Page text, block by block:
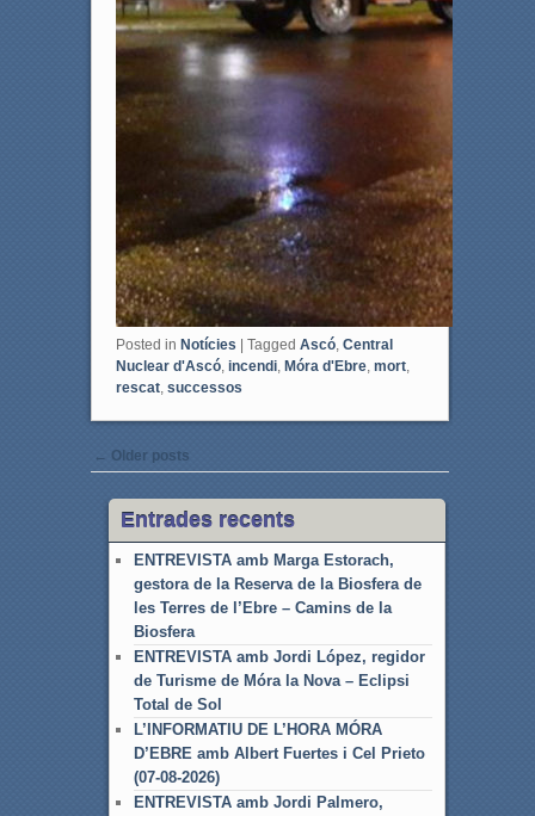
Posted in Notícies | Tagged Ascó, Central
Nuclear d'Ascó, incendi, Móra d'Ebre, mort,
rescat, successos
Post navigation
← Older posts
Entrades recents
ENTREVISTA amb Marga Estorach,
gestora de la Reserva de la Biosfera de
les Terres de l’Ebre – Camins de la
Biosfera
ENTREVISTA amb Jordi López, regidor
de Turisme de Móra la Nova – Eclipsi
Total de Sol
L’INFORMATIU DE L’HORA MÓRA
D’EBRE amb Albert Fuertes i Cel Prieto
(07-08-2026)
ENTREVISTA amb Jordi Palmero,